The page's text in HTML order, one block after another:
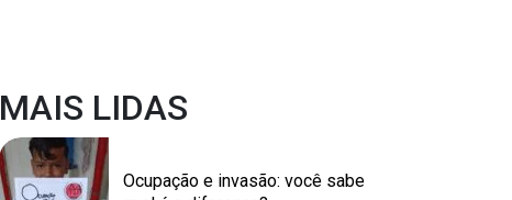
MAIS LIDAS
Ocupação e invasão: você sabe